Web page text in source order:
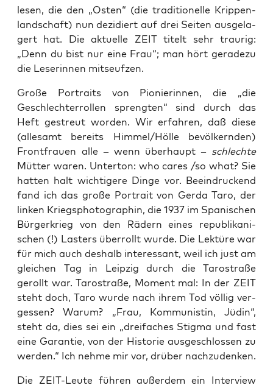
lesen, die den „Osten“ (die tra­di­tio­nel­le Krip­pen­
land­schaft) nun dezi­diert auf drei Sei­ten aus­ge­la­
gert hat. Die aktu­el­le ZEIT titelt sehr trau­rig:
„Denn du bist nur eine Frau“; man hört gera­de­zu
die Lese­rin­nen mitseufzen.
Gro­ße Por­traits von Pio­nie­rin­nen, die „die
Geschlech­ter­rol­len spreng­ten“ sind durch das
Heft gestreut wor­den. Wir erfah­ren, daß die­se
(alle­samt bereits Himmel/Hölle bevöl­kern­den)
Front­frau­en alle – wenn über­haupt – schlech­te
Müt­ter waren. Unter­ton: who cares /so what? Sie
hat­ten halt wich­ti­ge­re Din­ge vor. Beein­dru­ckend
fand ich das gro­ße Por­trait von Ger­da Taro, der
lin­ken Kriegs­pho­to­gra­phin, die 1937 im Spa­ni­schen
Bür­ger­krieg von den Rädern eines repu­bli­ka­ni­
schen (!) Las­ters über­rollt wur­de. Die Lek­tü­re war
für mich auch des­halb inter­es­sant, weil ich just am
glei­chen Tag in Leip­zig durch die Taro­s­tra­ße
gerollt war. Taro­s­tra­ße, Moment mal: In der ZEIT
steht doch, Taro wur­de nach ihrem Tod völ­lig ver­
ges­sen? War­um? „Frau, Kom­mu­nis­tin, Jüdin“,
steht da, dies sei ein „drei­fa­ches Stig­ma und fast
eine Garan­tie, von der His­to­rie aus­ge­schlos­sen zu
wer­den.“ Ich neh­me mir vor, drü­ber nachzudenken.
Die ZEIT-Leu­te füh­ren außer­dem ein Inter­view